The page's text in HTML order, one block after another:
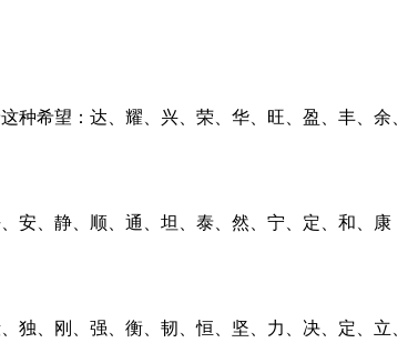
希望：达、耀、兴、荣、华、旺、盈、丰、余、
安、静、顺、通、坦、泰、然、宁、定、和、康
、刚、强、衡、韧、恒、坚、力、决、定、立、